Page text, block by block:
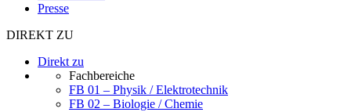
Presse
DIREKT ZU
Direkt zu
Fachbereiche
FB 01 – Physik / Elektrotechnik
FB 02 – Biologie / Chemie